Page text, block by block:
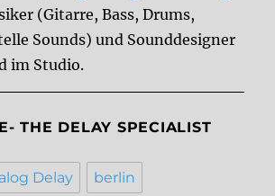
(Gitarre, Bass, Drums,
Sounds) und Sounddesigner
im Studio.
THE DELAY SPECIALIST
Delay berlin